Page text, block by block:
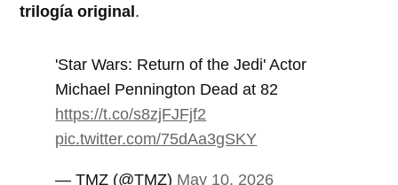
trilogía original.
'Star Wars: Return of the Jedi' Actor
Michael Pennington Dead at 82
https://t.co/s8zjFJFjf2
pic.twitter.com/75dAa3gSKY
— TMZ (@TMZ) May 10, 2026